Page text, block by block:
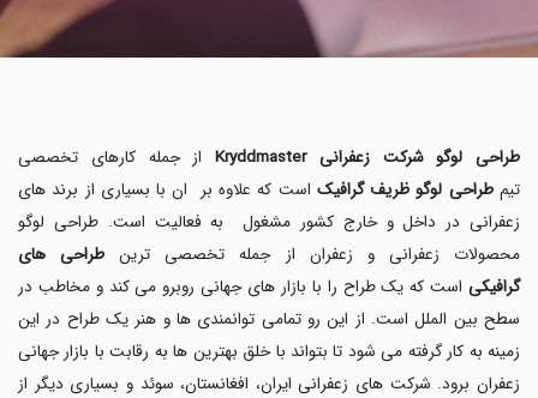
طراحی لوگو شرکت زعفرانی Kryddmaster
از جمله کارهای تخصصی
تیمطراحی لوگو ظریف گرافیک است که علاوه بر ان با بسیاری از برند های
زعفرانی در داخل و خارج کشور مشغول به فعالیت است. طراحی لوگو
محصولات زعفرانی و زعفران از جمله تخصصی ترین طراحی های
گرافیکی است که یک طراح را با بازار های جهانی روبرو می کند و مخاطب در
سطح بین الملل است. از این رو تمامی توانمندی ها و هنر یک طراح در این
زمینه به کار گرفته می شود تا بتواند با خلق بهترین ها به رقابت با بازار جهانی
زعفران برود. شرکت های زعفرانی ایران، افغانستان، سوئد و بسیاری دیگر از